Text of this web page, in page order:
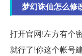
梦幻诛仙怎么修
打开官网!左方有个
就行了!你这个帐号